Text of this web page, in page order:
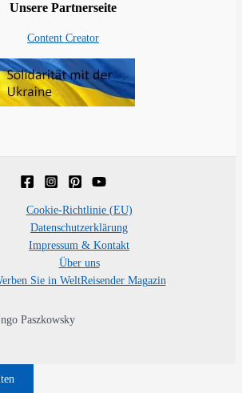
Unsere Partnerseite
Content Creator
Cookie-Richtlinie (EU)
Datenschutzerklärung
Impressum & Kontakt
Über uns
Sie in WeltReisender Magazin
Paszkowsky